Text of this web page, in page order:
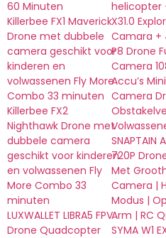
60 Minuten
Killerbee FX1 Maverick
Drone met dubbele
camera geschikt voor
kinderen en
volwassenen Fly More
Combo 33 minuten
Killerbee FX2
Nighthawk Drone met
dubbele camera
geschikt voor kinderen
en volwassenen Fly
More Combo 33
minuten
LUXWALLET LIBRA5 FPV
Drone Quadcopter
helicopter
X31.0
Camara +
P8 Drone
Camera
Accu’s
Camera
SNAPTAIN
720P
Met
Camera |
Modus |
Arm | RC
SYMA W1